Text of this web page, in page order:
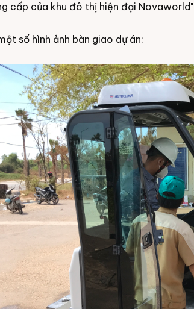
cấp của khu đô thị hiện đại Novaworld"
số hình ảnh bàn giao dự án: